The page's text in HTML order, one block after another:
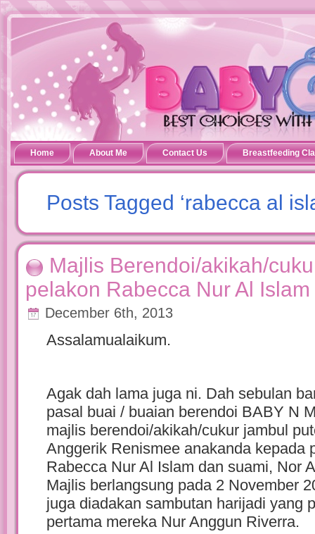
Home About Me Contact Us Breastfeeding
Posts Tagged ‘rabecca al
Majlis Berendoi/akikah/
pelakon Rabecca Nur Al Islam
December 6th, 2013
Assalamualaikum.
Agak dah lama juga ni. Dah sebulan
pasal buai / buaian berendoi BABY N
majlis berendoi/akikah/cukur jambul
Anggerik Renismee anakanda kepada
Rabecca Nur Al Islam dan suami, Nor
Majlis berlangsung pada 2 November
juga diadakan sambutan harijadi yang
pertama mereka Nur Anggun Riverra.